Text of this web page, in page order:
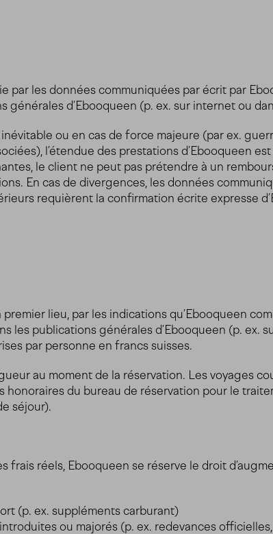
par les données communiquées par écrit par
générales d’Ebooqueen (p. ex. sur internet ou
ou en cas de force majeure (par ex.
l’étendue des prestations d’Ebooqueen
le client ne peut pas prétendre à un
En cas de divergences, les données
requièrent la confirmation écrite expresse
lieu, par les indications qu’Ebooqueen
les publications générales d’Ebooqueen (p.
par personne en francs suisses.
au moment de la réservation. Les voyages
honoraires du bureau de réservation pour le
séjour).
frais réels, Ebooqueen se réserve le droit
(p. ex. suppléments carburant)
ou majorés (p. ex. redevances